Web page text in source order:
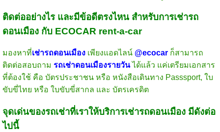
ติดต่ออย่างไร และมีข้อดีตรงไหน สำหรับการเช่ารถ
ดอนเมือง กับ ECOCAR rent-a-car
มองหาที่เช่ารถดอนเมืองเพียงแอดไลน์ @ecocarก็สามารถ
ติดต่อสอบถาม รถเช่าดอนเมืองรายวันได้แล้ว แค่เตรียมเอกสาร
ที่ต้องใช้ คือ บัตรประชาชน หรือ หนังสือเดินทาง Passsport, ใบ
ขับขี่ไทย หรือ ใบขับขี่สากล และ บัตรเครดิต
จุดเด่นของรถเช่าที่เราให้บริการเช่ารถดอนเมือง มีดังต่อ
ไปนี้